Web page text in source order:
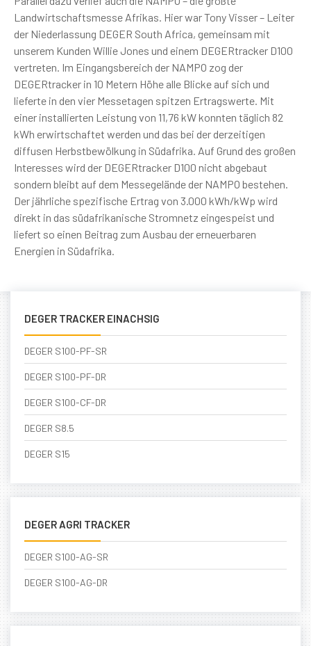
Landwirtschaftsmesse Afrikas. Hier war Tony Visser – Leiter
der Niederlassung DEGER South Africa, gemeinsam mit
unserem Kunden Willie Jones und einem DEGERtracker D100
vertreten. Im Eingangsbereich der NAMPO zog der
DEGERtracker in 10 Metern Höhe alle Blicke auf sich und
lieferte in den vier Messetagen spitzen Ertragswerte. Mit
einer installierten Leistung von 11,76 kW konnten täglich 82
kWh erwirtschaftet werden und das bei der derzeitigen
diffusen Herbstbewölkung in Südafrika. Auf Grund des großen
Interesses wird der DEGERtracker D100 nicht abgebaut
sondern bleibt auf dem Messegelände der NAMPO bestehen.
Der jährliche spezifische Ertrag von 3.000 kWh/kWp wird
direkt in das südafrikanische Stromnetz eingespeist und
liefert so einen Beitrag zum Ausbau der erneuerbaren
Energien in Südafrika.
DEGER TRACKER EINACHSIG
DEGER S100-PF-SR
DEGER S100-PF-DR
DEGER S100-CF-DR
DEGER S8.5
DEGER S15
DEGER AGRI TRACKER
DEGER S100-AG-SR
DEGER S100-AG-DR